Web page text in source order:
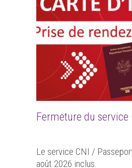
Fermeture du
Le service CNI /
août 2026 inclus.